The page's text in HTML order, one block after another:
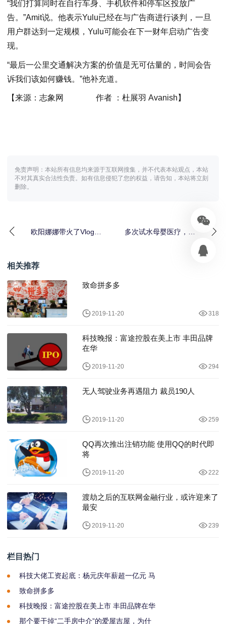
“我们打算同时在自行车身、手机软件和停车区投放广
告。”Amit说。他表示Yulu已经在与广告商进行谈判，一旦
用户群达到一定规模，Yulu可能会在下一财年启动广告变
现。
“最后一公里交通解决方案的价值是无可估量的，时间会告
诉我们该如何赚钱。”他补充道。
【来源： 志象网 作者 ：杜展羽 Avanish 】
免责声明：本站所有信息均来源于互联网搜集，并不代表本站观点，本站
不对其真实合法性负责。如有信息侵犯了您的权益，请告知，本站将立刻
删除。
欧阳娜娜带火了Vlog，
多次试水母婴医疗，宝
相关推荐
致命拼多多
2019-11-20 318
科技晚报：富途控股在美上市 丰田品牌
在华
2019-11-20 294
无人驾驶业务再遇阻力 裁员190人
2019-11-20 259
QQ再次推出注销功能 使用QQ的时代即
将
2019-11-20 222
渡劫之后的互联网金融行业，或许迎来了
最安
2019-11-20 239
栏目热门
科技大佬工资起底：杨元庆年薪超一亿元 马
致命拼多多
科技晚报：富途控股在美上市 丰田品牌在华
那个要干掉“二手房中介”的爱屋吉屋，为什